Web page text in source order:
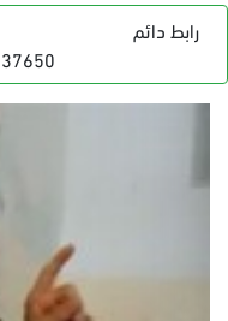
رابط دائم